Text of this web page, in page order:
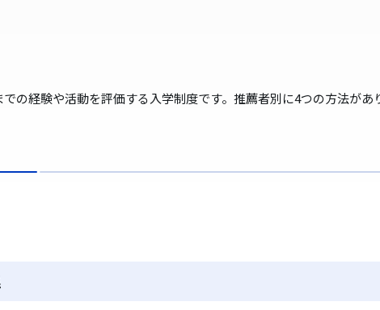
の経験や活動を評価する入学制度です。推薦者別に4つの方法があ